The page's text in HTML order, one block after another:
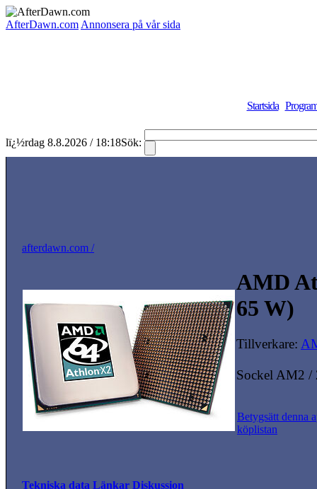
AfterDawn.com Annonsera på vår sida
Startsida
lï¿½rdag 8.8.2026 / 18:18Sök:
afterdawn.com /
AMD
65 W)
Tillverkare:
Sockel AM2 /
Betygsätt denna
köplistan
Tekniska data Länkar Diskussion